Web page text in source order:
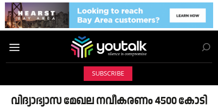
SUBSCRIBE
വിദ്യാഭ്യാസ മേഖല നവീകരണം 4500 കോടി